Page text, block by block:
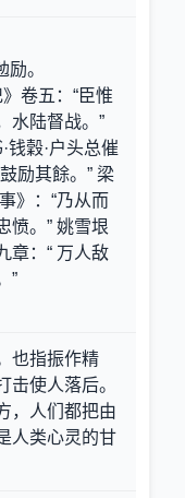
励。
卷五：“臣惟
水陆督战。”
钱穀·户头总催
励其餘。” 梁
》：“乃从而
愤。” 姚雪垠
章：“ 万人敌
”
也指振作精
击使人落后。
，人们都把由
人类心灵的甘